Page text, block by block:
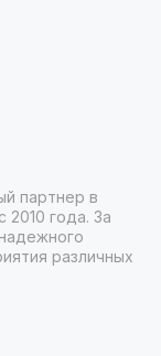
партнер в
года. За
различных